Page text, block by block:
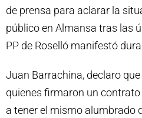
de prensa para aclarar la
público en Almansa tras las
PP de Roselló manifestó
Juan Barrachina, declaro
quienes firmaron un
a tener el mismo alumbrado